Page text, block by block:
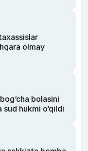
olmay
bolasini
hukmi o‘qildi